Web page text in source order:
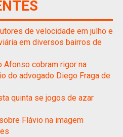
de velocidade em julho e
em diversos bairros de
Afonso cobram rigor na
do advogado Diego Fraga de
quinta se jogos de azar
Flávio na imagem